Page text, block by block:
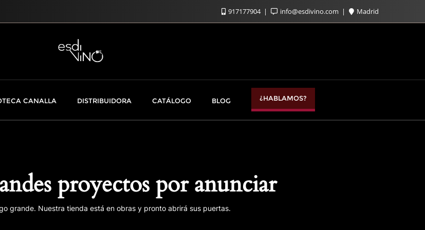
917177904 info@esdivino.com Madrid
CANALLA DISTRIBUIDORA CATÁLOGO BLOG ¿HABLAMOS?
proyectos por anunciar
grande. Nuestra tienda está en obras y pronto abrirá sus puertas.